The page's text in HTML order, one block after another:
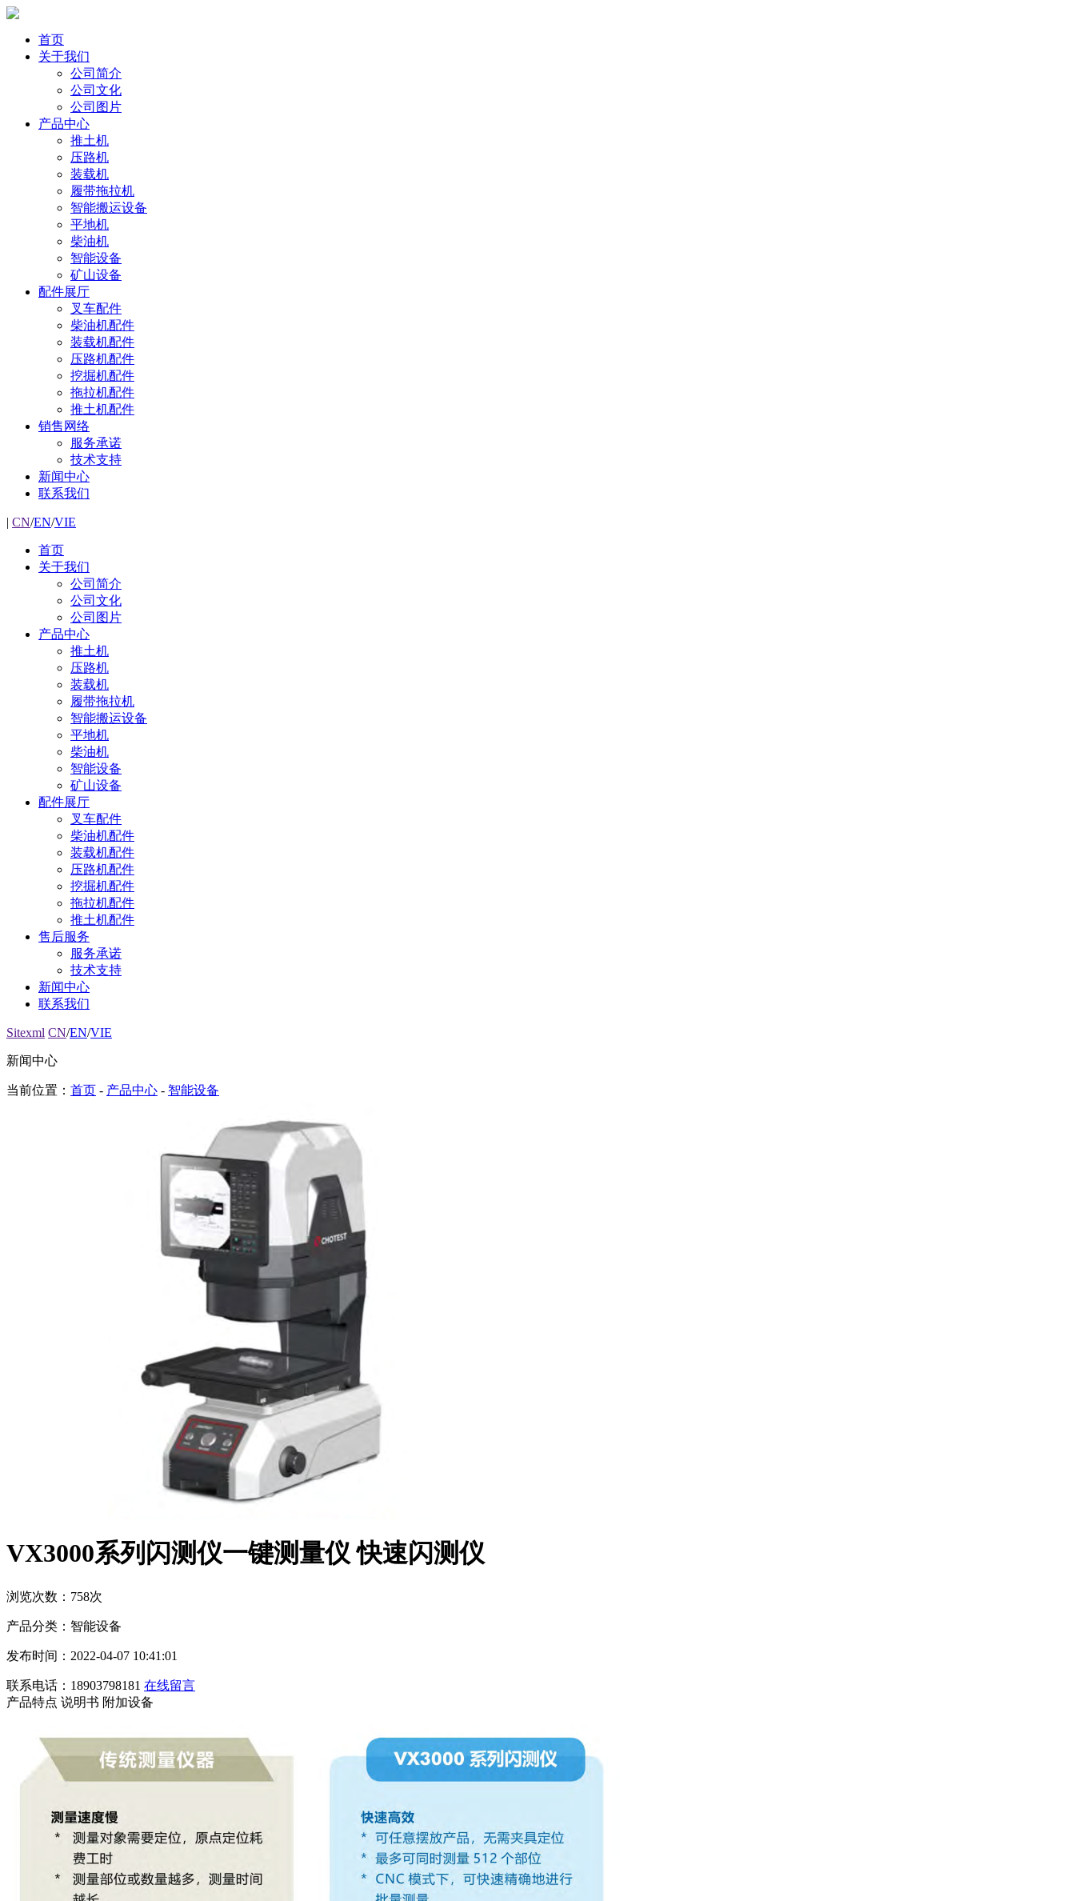
首页
关于我们
公司简介
公司文化
公司图片
产品中心
推土机
压路机
装载机
履带拖拉机
智能搬运设备
平地机
柴油机
智能设备
矿山设备
配件展厅
叉车配件
柴油机配件
装载机配件
压路机配件
挖掘机配件
拖拉机配件
推土机配件
销售网络
服务承诺
技术支持
新闻中心
联系我们
| CN/EN/VIE
首页
关于我们
公司简介
公司文化
公司图片
产品中心
推土机
压路机
装载机
履带拖拉机
智能搬运设备
平地机
柴油机
智能设备
矿山设备
配件展厅
叉车配件
柴油机配件
装载机配件
压路机配件
挖掘机配件
拖拉机配件
推土机配件
售后服务
服务承诺
技术支持
新闻中心
联系我们
Sitexml CN/EN/VIE
新闻中心
当前位置： 首页 - 产品中心 - 智能设备
VX3000系列闪测仪一键测量仪 快速闪测仪
浏览次数：758次
产品分类：智能设备
发布时间：2022-04-07 10:41:01
联系电话：18903798181 在线留言
产品特点 说明书 附加设备